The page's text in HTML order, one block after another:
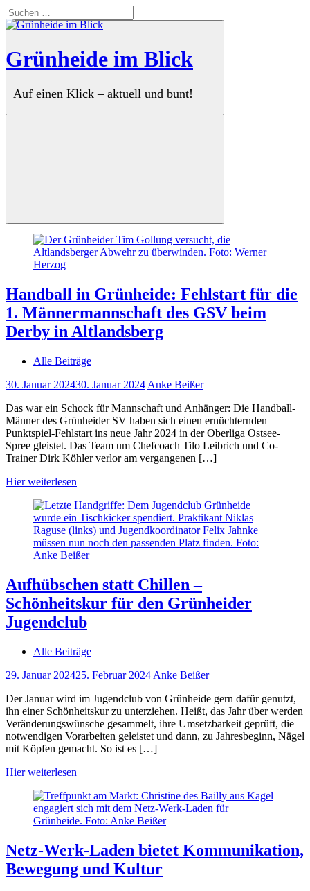
Zum
Inhalt
Grünheide im Blick
Auf einen Klick – aktuell und bunt!
Suchen
nach:
Handball in Grünheide: Fehlstart für die
1. Männermannschaft des GSV beim
Derby in Altlandsberg
Alle Beiträge
30. Januar 202430. Januar 2024 Anke Beißer
Das war ein Schock für Mannschaft und Anhänger: Die Handball-
Männer des Grünheider SV haben sich einen ernüchternden
Punktspiel-Fehlstart ins neue Jahr 2024 in der Oberliga Ostsee-
Spree gleistet. Das Team um Chefcoach Tilo Leibrich und Co-
Trainer Dirk Köhler verlor am vergangenen […]
Hier weiterlesen
Aufhübschen statt Chillen –
Schönheitskur für den Grünheider
Jugendclub
Alle Beiträge
29. Januar 202425. Februar 2024 Anke Beißer
Der Januar wird im Jugendclub von Grünheide gern dafür genutzt,
ihn einer Schönheitskur zu unterziehen. Heißt, das Jahr über werden
Veränderungswünsche gesammelt, ihre Umsetzbarkeit geprüft, die
notwendigen Vorarbeiten geleistet und dann, zu Jahresbeginn, Nägel
mit Köpfen gemacht. So ist es […]
Hier weiterlesen
Netz-Werk-Laden bietet Kommunikation,
Bewegung und Kultur